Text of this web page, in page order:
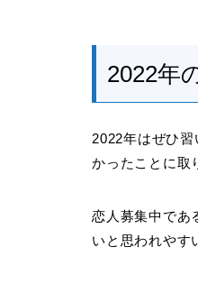
2022年
2022年はぜひ
かったことに取
恋人募集中であ
いと思われやす